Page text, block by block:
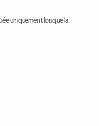
uniquement lorsque la